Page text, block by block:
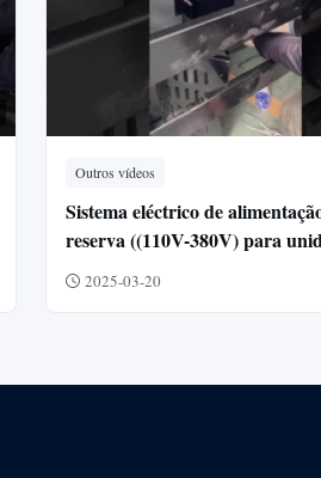
Outros vídeos
Sistema eléctrico de
reserva ((110V-380V) para
refrigeração de transporte
estacionado
2025-03-20